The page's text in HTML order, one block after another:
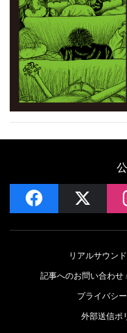
facebook
リアルサウン
記事へのお問い合わせ
プライバシ
外部送信ポ